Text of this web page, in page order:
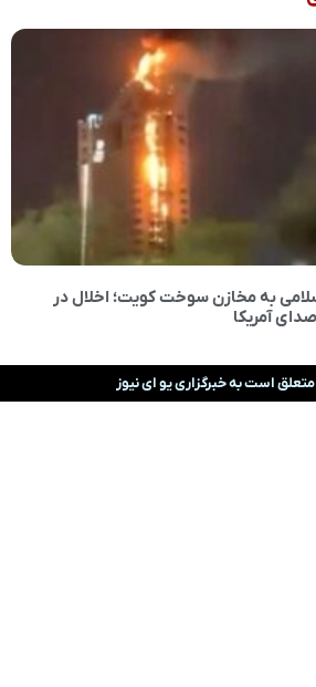
به مخازن سوخت کویت؛ اخلال در
آمریکا
است به خبرگزاری یو ای نیوز